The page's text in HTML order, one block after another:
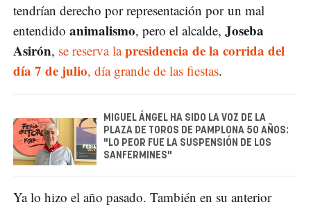
tendrían derecho por representación por un mal
entendido animalismo, pero el alcalde, Joseba
Asirón, se reserva lapresidencia de la corrida del
día 7 de julio, día grande de las fiestas.
MIGUEL ÁNGEL HA SIDO LA VOZ DE LA
PLAZA DE TOROS DE PAMPLONA 50 AÑOS:
"LO PEOR FUE LA SUSPENSIÓN DE LOS
SANFERMINES"
Ya lo hizo el año pasado. También en su anterior